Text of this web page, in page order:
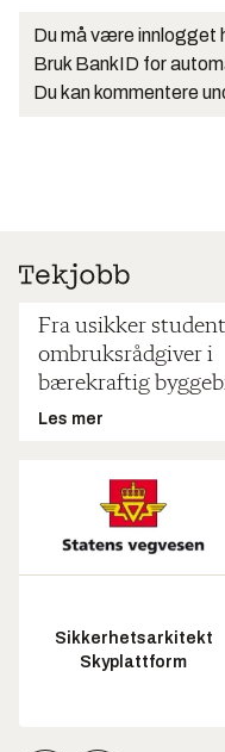
Du må være innlogget
Bruk BankID for
Du kan kommentere
Fra usikker
ombruksrådgiver i
bærekraftig
Les mer
Sikkerhetsarkitekt
Skyplattform